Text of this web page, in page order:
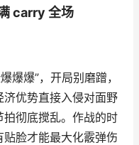
carry 全场
爆爆”，开局别磨蹭，
优势直接入侵对面野
拍彻底搅乱。作战的时
脸才能最大化霰弹伤